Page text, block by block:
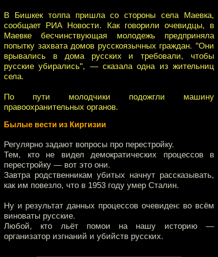
В Бишкек толпа пришла со стороны села Маевка,
сообщает РИА Новости. Как говорили очевидцы, в
Маевке бесчинствующая молодежь предприняла
попытку захвата домов русскоязычных граждан. "Они
врывались в дома русских и требовали, чтобы
русские убирались", — сказала одна из жительниц
села.
По пути молодчики подожгли машину
правоохранительных органов.
Былые вести из Киргизии
Регулярно задают вопросы про перестройку.
Тем, кто не видел демократических процессов в
перестройку — вот это они.
Завтра родственникам убитых начнут рассказывать,
как им повезло, что в 1953 году умер Сталин.
Ну и результат данных процессов очевиден: во всём
виноваты русские.
Любой, кто льёт помои на нашу историю —
организатор изгнаний и убийств русских.